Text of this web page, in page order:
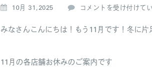
10月 31,2025
1
月
の
休
み
コメントを受け付けて
みなさんこんにちは！もう11月です！冬に片
11月の各店舗お休みのご案内です